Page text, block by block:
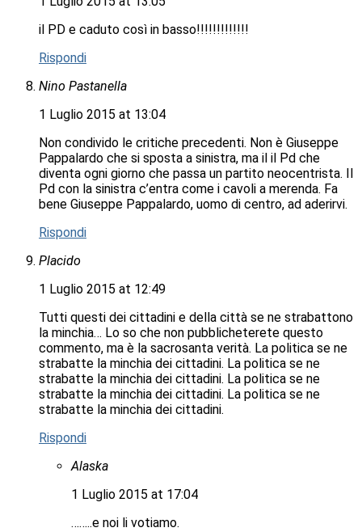
il PD e caduto così in basso!!!!!!!!!!!!!
Rispondi
Nino Pastanella
1 Luglio 2015 at 13:04
Non condivido le critiche precedenti. Non è Giuseppe
Pappalardo che si sposta a sinistra, ma il il Pd che
diventa ogni giorno che passa un partito neocentrista. Il
Pd con la sinistra c’entra come i cavoli a merenda. Fa
bene Giuseppe Pappalardo, uomo di centro, ad aderirvi.
Rispondi
Placido
1 Luglio 2015 at 12:49
Tutti questi dei cittadini e della città se ne strabattono
la minchia… Lo so che non pubblicheterete questo
commento, ma è la sacrosanta verità. La politica se ne
strabatte la minchia dei cittadini. La politica se ne
strabatte la minchia dei cittadini. La politica se ne
strabatte la minchia dei cittadini. La politica se ne
strabatte la minchia dei cittadini.
Rispondi
Alaska
1 Luglio 2015 at 17:04
……..e noi li votiamo.